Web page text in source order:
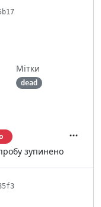
Мітки
dead
зупинено